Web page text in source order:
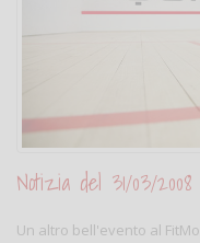
Notizia del 31/03/2008
Un altro bell'evento al